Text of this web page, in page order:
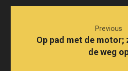
Previous
Op pad met de motor;
de weg